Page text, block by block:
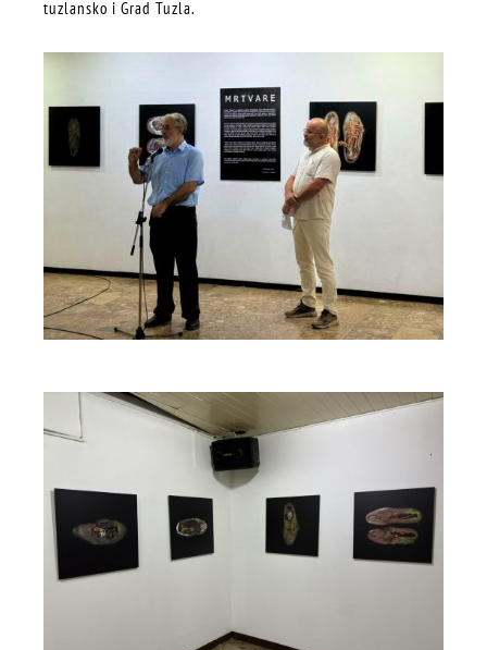
tuzlansko i Grad Tuzla.